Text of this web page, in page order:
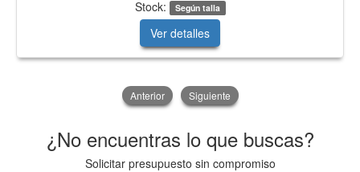
Stock: Según talla
Ver detalles
Anterior Siguiente
¿No encuentras lo que buscas?
Solicitar presupuesto sin compromiso